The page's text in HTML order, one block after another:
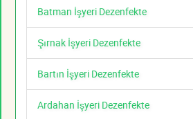
Batman İşyeri Dezenfekte
Şırnak İşyeri Dezenfekte
Bartın İşyeri Dezenfekte
Ardahan İşyeri Dezenfekte